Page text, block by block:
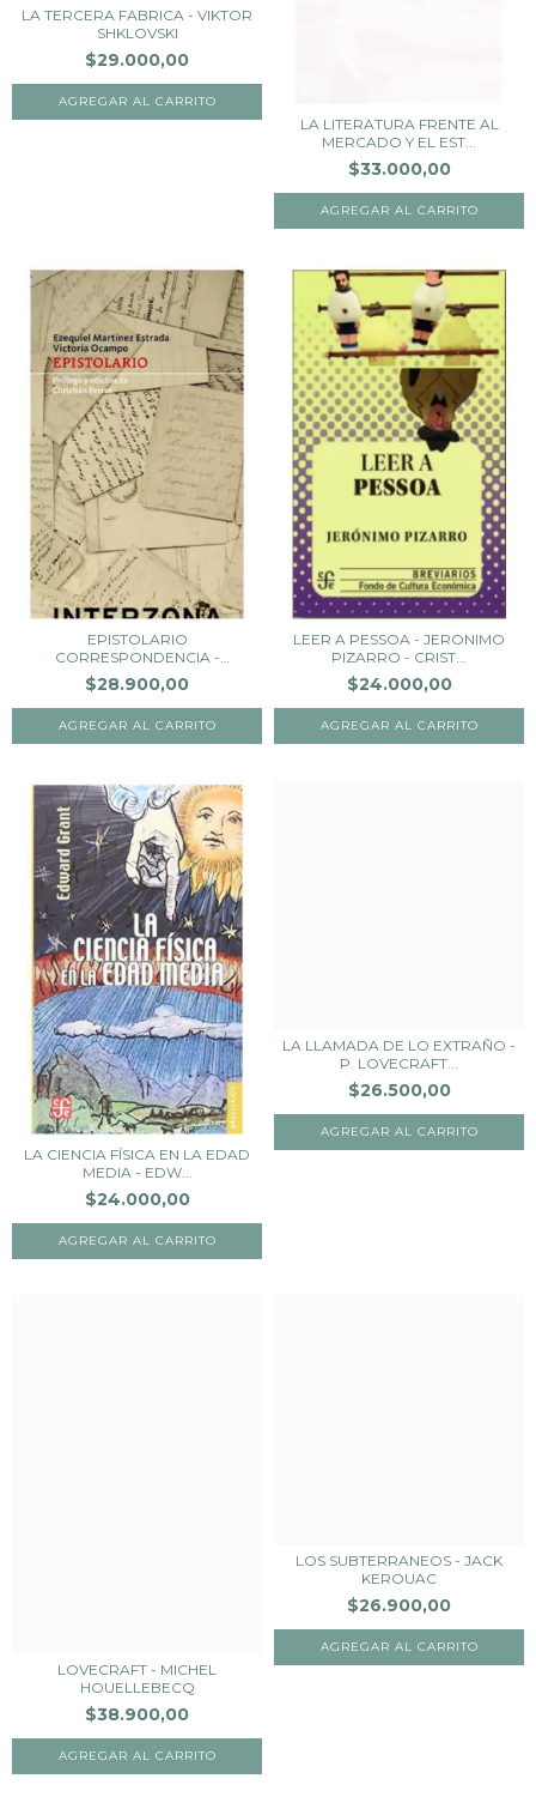
LA TERCERA FABRICA - VIKTOR
SHKLOVSKI
$29.000,00
LA LITERATURA FRENTE AL
MERCADO Y EL EST...
$33.000,00
EPISTOLARIO
CORRESPONDENCIA -
OCAMPO VIC...
$28.900,00
LEER A PESSOA - JERONIMO
PIZARRO - CRIST...
$24.000,00
LA CIENCIA FÍSICA EN LA EDAD
MEDIA - EDW...
$24.000,00
LA LLAMADA DE LO EXTRAÑO -
P. LOVECRAFT...
$26.500,00
LOVECRAFT - MICHEL
HOUELLEBECQ
$38.900,00
LOS SUBTERRANEOS - JACK
KEROUAC
$26.900,00